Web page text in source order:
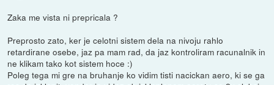
Zaka me vista ni prepricala ?
Preprosto zato, ker je celotni sistem dela na nivoju rahlo
retardirane osebe, jaz pa mam rad, da jaz kontroliram racunalnik in
ne klikam tako kot sistem hoce :)
Poleg tega mi gre na bruhanje ko vidim tisti nacickan aero, ki se ga